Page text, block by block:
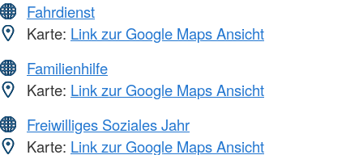
Fahrdienst
Karte: Link zur Google Maps Ansicht
Familienhilfe
Karte: Link zur Google Maps Ansicht
Freiwilliges Soziales Jahr
Karte: Link zur Google Maps Ansicht